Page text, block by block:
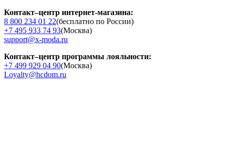
Контакт–центр интернет-магазина:
8 800 234 01 22(бесплатно по России)
+7 495 933 74 93(Москва)
support@x-moda.ru
Контакт–центр программы лояльности:
+7 499 929 04 90(Москва)
Loyalty@hcdom.ru